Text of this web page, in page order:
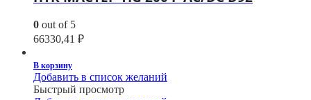
0 out of 5
66330,41 ₽
В корзину
Добавить в список желаний
Быстрый просмотр